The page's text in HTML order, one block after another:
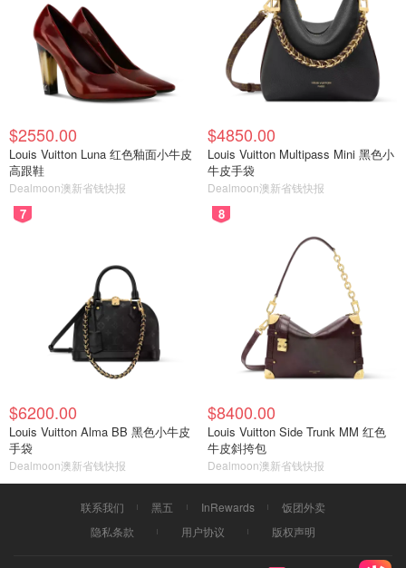
$2550.00
Louis Vuitton Luna 红色釉面小牛皮
高跟鞋
Dealmoon澳新省钱快报
$4850.00
Louis Vuitton Multipass Mini 黑色小
牛皮手袋
Dealmoon澳新省钱快报
7
$6200.00
Louis Vuitton Alma BB 黑色小牛皮
手袋
Dealmoon澳新省钱快报
8
$8400.00
Louis Vuitton Side Trunk MM 红色
牛皮斜挎包
Dealmoon澳新省钱快报
联系我们 黑五 InRewards
饭团外卖
隐私条款
用户协议 版权声明